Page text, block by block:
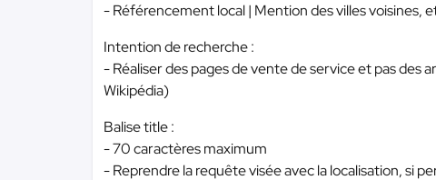
- Référencement local | Mention des villes voisines,
Intention de recherche :
- Réaliser des pages de vente de service et pas des
Wikipédia)
Balise title :
- 70 caractères maximum
- Reprendre la requête visée avec la localisation, si